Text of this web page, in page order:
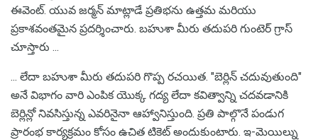
ఈవెంట్. యువ జర్మన్ మాట్లాడే ప్రతిభను ఉత్తమ మరియు
ప్రకాశవంతమైన ప్రదర్శించారు. బహుశా మీరు తదుపరి గుంటెర్ గ్రాస్
చూస్తారు ...
... లేదా బహుశా మీరు తదుపరి గొప్ప రచయిత. "బెర్లిన్ చదువుతుంది"
అనే విభాగం వారి ఎంపిక యొక్క గద్య లేదా కవిత్వాన్ని చదవడానికి
బెర్లిన్లో నివసిస్తున్న ఎవరినైనా ఆహ్వానిస్తుంది. ప్రతి పాల్గొనే పండుగ
ప్రారంభ కార్యక్రమం కోసం ఉచిత టికెట్ అందుకుంటారు. ఇ-మెయిల్ను